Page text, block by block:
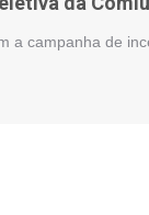
a campanha de